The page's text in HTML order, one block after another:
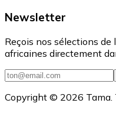
Newsletter
Reçois nos sélections
africaines directement
Copyright © 2026 Tama.